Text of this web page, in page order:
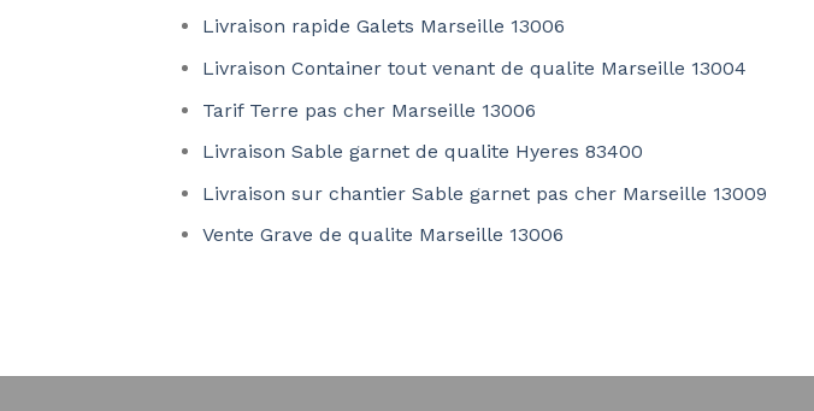
Livraison rapide Galets Marseille 13006
Livraison Container tout venant de qualite Marseille 13004
Tarif Terre pas cher Marseille 13006
Livraison Sable garnet de qualite Hyeres 83400
Livraison sur chantier Sable garnet pas cher Marseille 13009
Vente Grave de qualite Marseille 13006